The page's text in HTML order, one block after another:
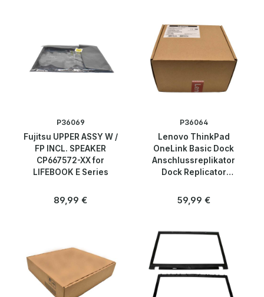
P36069
Fujitsu UPPER ASSY W /
FP INCL. SPEAKER
CP667572-XX for
LIFEBOOK E Series
Regulärer Preis:
89,99 €
P36064
Lenovo ThinkPad
OneLink Basic Dock
Anschlussreplikator
Dock Replicator
ThinkPad
Regulärer Preis:
59,99 €